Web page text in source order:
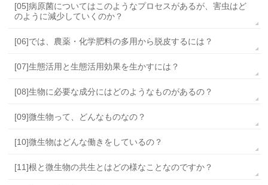
[05]病原菌についてはこのようなプロセスがあるが、害虫はど
のように減少していくのか？
[06]では、農薬・化学肥料の多用から脱皮するには？
[07]生態活用と生態活用効果を生かすには？
[08]生物に必要な成分にはどのようなものがあるの？
[09]微生物って、どんなものなの？
[10]微生物はどんな働きをしているの？
[11]根と微生物の共生とはどの様なことなのですか？